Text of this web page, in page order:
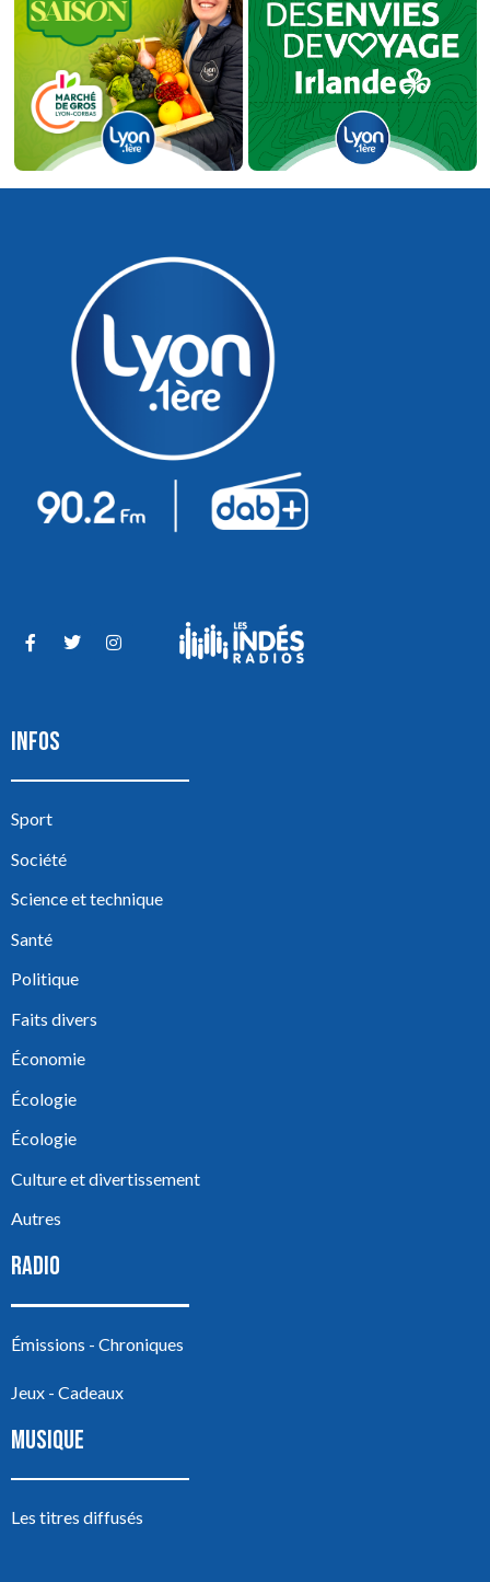
INFOS
Sport
Société
Science et technique
Santé
Politique
Faits divers
Économie
Écologie
Écologie
Culture et divertissement
Autres
RADIO
Émissions - Chroniques
Jeux - Cadeaux
MUSIQUE
Les titres diffusés